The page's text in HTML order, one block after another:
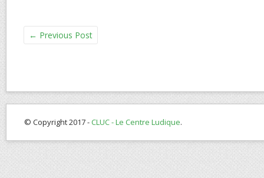
← Previous Post
© Copyright 2017 -CLUC - Le Centre Ludique.